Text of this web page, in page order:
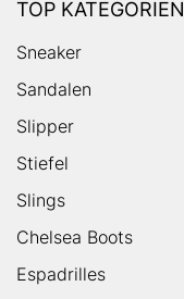
TOP KATEGORIEN
Sneaker
Sandalen
Slipper
Stiefel
Slings
Chelsea Boots
Espadrilles